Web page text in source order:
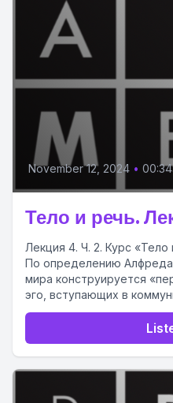
November 12, 2024 •
Тело и речь.
Лекция 4. Ч. 2. Курс
По определению
мира конструируется
эго, вступающих в